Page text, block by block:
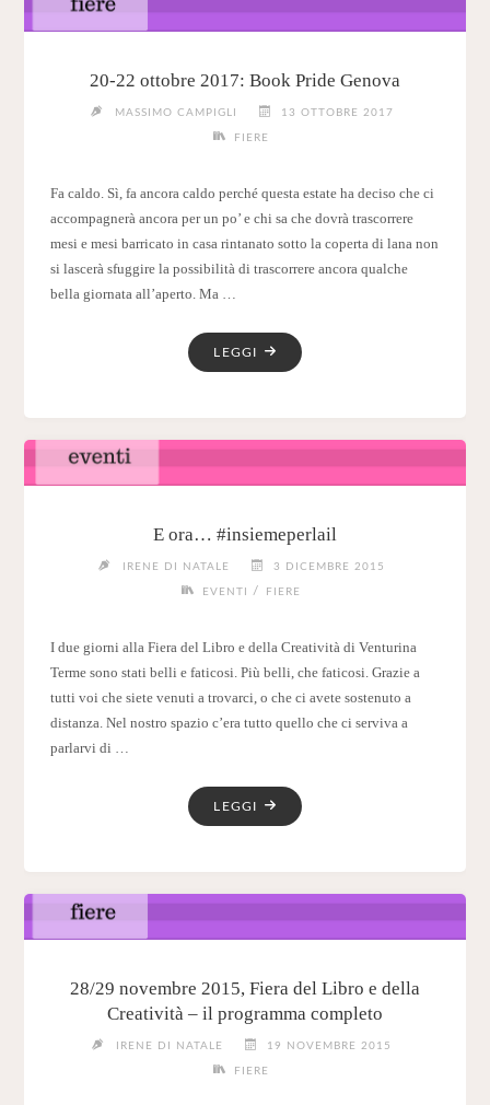
FESTIVAL"
20-22 ottobre 2017: Book Pride Genova
MASSIMO CAMPIGLI 13 OTTOBRE 2017
FIERE
Fa caldo. Sì, fa ancora caldo perché questa estate ha deciso che ci
accompagnerà ancora per un po’ e chi sa che dovrà trascorrere
mesi e mesi barricato in casa rintanato sotto la coperta di lana non
si lascerà sfuggire la possibilità di trascorrere ancora qualche
bella giornata all’aperto. Ma …
LEGGI "20-
22
BOOK
E ora… #insiemeperlail
IRENE DI NATALE 3 DICEMBRE 2015
EVENTI / FIERE
I due giorni alla Fiera del Libro e della Creatività di Venturina
Terme sono stati belli e faticosi. Più belli, che faticosi. Grazie a
tutti voi che siete venuti a trovarci, o che ci avete sostenuto a
distanza. Nel nostro spazio c’era tutto quello che ci serviva a
parlarvi di …
LEGGI "E
ORA…
28/29 novembre 2015, Fiera del Libro e della
Creatività – il programma completo
IRENE DI NATALE 19 NOVEMBRE 2015
FIERE